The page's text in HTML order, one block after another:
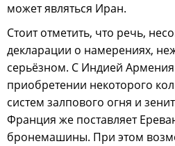
может являться Иран.
Стоит отметить, что речь,
декларации о намерениях,
серьёзном. С Индией
приобретении некоторого
систем залпового огня и
Франция же поставляет
бронемашины. При этом